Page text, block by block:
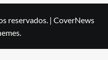
reservados. | CoverNews